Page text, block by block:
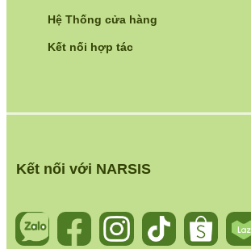
Kết nối với NARSIS
Hệ Thống cửa hàng
Kết nối hợp tác